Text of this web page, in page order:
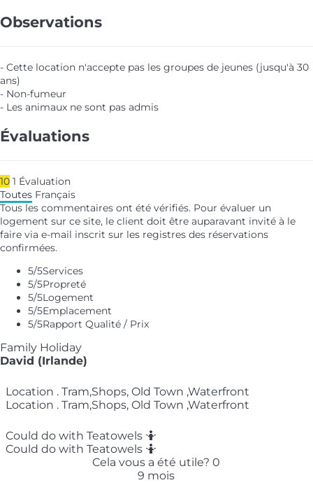
Observations
- Cette location n'accepte pas les groupes de jeunes (jusqu'à 30
ans)
- Non-fumeur
- Les animaux ne sont pas admis
Évaluations
10 1 Évaluation
Toutes Français
Tous les commentaires ont été vérifiés. Pour évaluer un
logement sur ce site, le client doit être auparavant invité à le
faire via e-mail inscrit sur les registres des réservations
confirmées.
5/5Services
5/5Propreté
5/5Logement
5/5Emplacement
5/5Rapport Qualité / Prix
Family Holiday
David (Irlande)
Location . Tram,Shops, Old Town ,Waterfront
Location . Tram,Shops, Old Town ,Waterfront
Could do with Teatowels 🤷‍️
Could do with Teatowels 🤷‍️
Cela vous a été utile? 0
9 mois